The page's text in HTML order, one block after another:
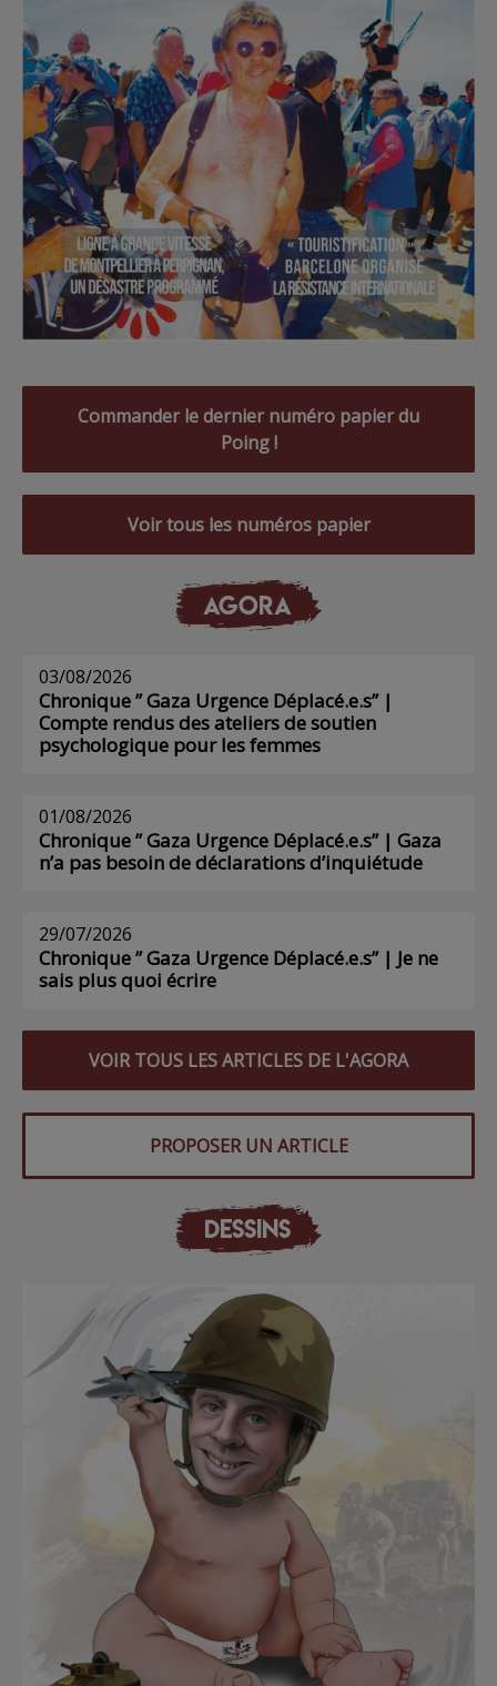
Commander le dernier numéro papier du
Poing !
Voir tous les numéros papier
AGORA
03/08/2026
Chronique ” Gaza Urgence Déplacé.e.s” |
Compte rendus des ateliers de soutien
psychologique pour les femmes
01/08/2026
Chronique ” Gaza Urgence Déplacé.e.s” | Gaza
n’a pas besoin de déclarations d’inquiétude
29/07/2026
Chronique ” Gaza Urgence Déplacé.e.s” | Je ne
sais plus quoi écrire
VOIR TOUS LES ARTICLES DE L'AGORA
PROPOSER UN ARTICLE
DESSINS